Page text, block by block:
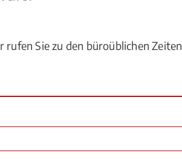
rufen Sie zu den büroüblichen Zeiten